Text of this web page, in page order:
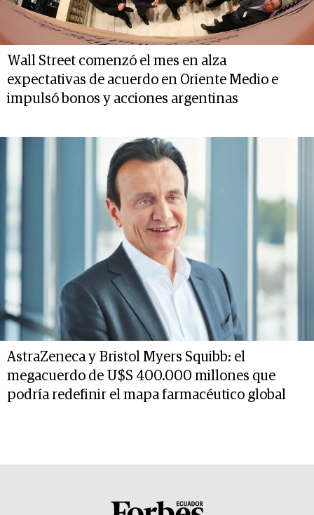
Wall Street comenzó el mes en alza
expectativas de acuerdo en Oriente Medio e
impulsó bonos y acciones argentinas
AstraZeneca y Bristol Myers Squibb: el
megacuerdo de U$S 400.000 millones que
podría redefinir el mapa farmacéutico global